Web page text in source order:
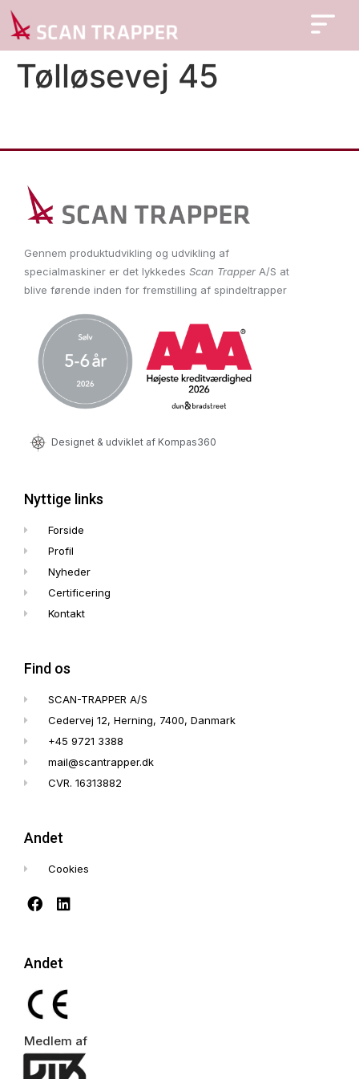
Tølløsevej 45
Gennem produktudvikling og udvikling af
specialmaskiner er det lykkedes Scan Trapper A/S at
blive førende inden for fremstilling af spindeltrapper
Designet & udviklet af Kompas360
Nyttige links
Forside
Profil
Nyheder
Certificering
Kontakt
Find os
SCAN-TRAPPER A/S
Cedervej 12, Herning, 7400, Danmark
+45 9721 3388
mail@scantrapper.dk
CVR. 16313882
Andet
Cookies
Andet
Medlem af